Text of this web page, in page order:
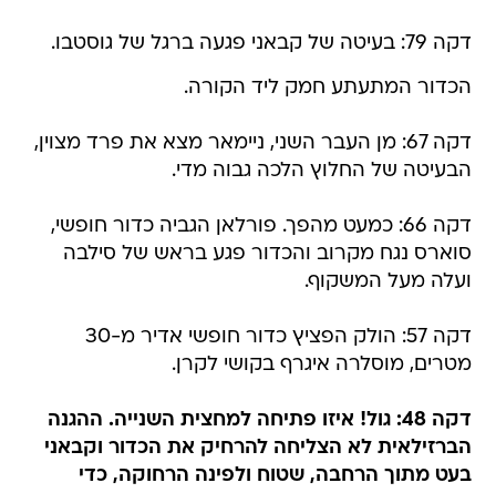
דקה 79: בעיטה של קבאני פגעה ברגל של גוסטבו.
הכדור המתעתע חמק ליד הקורה.
דקה 67: מן העבר השני, ניימאר מצא את פרד מצוין,
הבעיטה של החלוץ הלכה גבוה מדי.
דקה 66: כמעט מהפך. פורלאן הגביה כדור חופשי,
סוארס נגח מקרוב והכדור פגע בראש של סילבה
ועלה מעל המשקוף.
דקה 57: הולק הפציץ כדור חופשי אדיר מ-30
מטרים, מוסלרה איגרף בקושי לקרן.
דקה 48: גול! איזו פתיחה למחצית השנייה. ההגנה
הברזילאית לא הצליחה להרחיק את הכדור וקבאני
בעט מתוך הרחבה, שטוח ולפינה הרחוקה, כדי